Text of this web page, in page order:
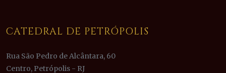
CATEDRAL DE PETRÓPOLIS
Rua São Pedro de Alcântara, 60
Centro, Petrópolis - RJ